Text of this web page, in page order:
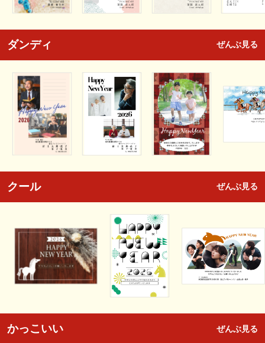
ダンディ ぜんぶ見る
クール ぜんぶ見る
かっこいい ぜんぶ見る